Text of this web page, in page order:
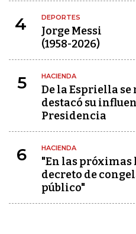
4 DEPORTES
Jorge Messi
(1958-2026)
5 HACIENDA
De la Espriella
destacó su
Presidencia
6 HACIENDA
"En las
decreto de
público"